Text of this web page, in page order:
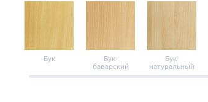
Бук
Бук-
баварский
Бук-
натуральный